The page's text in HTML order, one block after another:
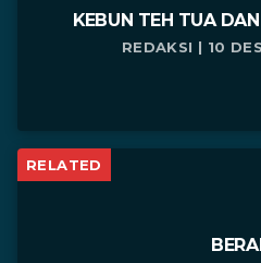
KEBUN TEH TUA
REDAKSI | 10
RELATED